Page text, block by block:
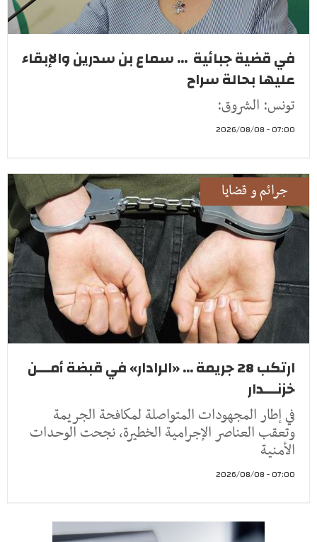
في قضية جبائية ... سماع بن سدرين والإبقاء
عليها بحالة سراح
تونس: الشروق:
07:00 - 2026/08/08
جرائم و قضايا
ارتكب 28 جريمة ... «الرادار» في قبضة أمـــن
خزنـــدار
في إطار المجهودات المتواصلة لمكافحة الجريمة
وتعقب العناصر الإجرامية الخطيرة، نجحت الوحدات
الأمنية
07:00 - 2026/08/08